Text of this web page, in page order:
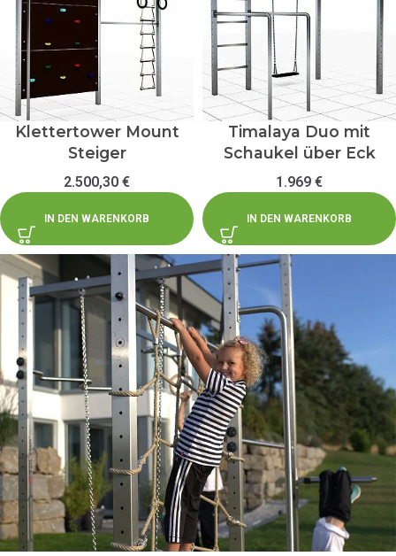
Klettertower Mount
Steiger
2.500,30 €
IN DEN WARENKORB
Timalaya Duo mit
Schaukel über Eck
1.969 €
IN DEN WARENKORB